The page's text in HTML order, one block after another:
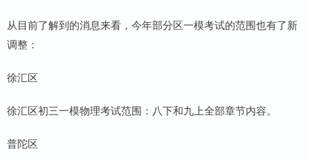
从目前了解到的消息来看，今年部分区一模考试的范围也有了新
调整：
徐汇区
徐汇区初三一模物理考试范围：八下和九上全部章节内容。
普陀区